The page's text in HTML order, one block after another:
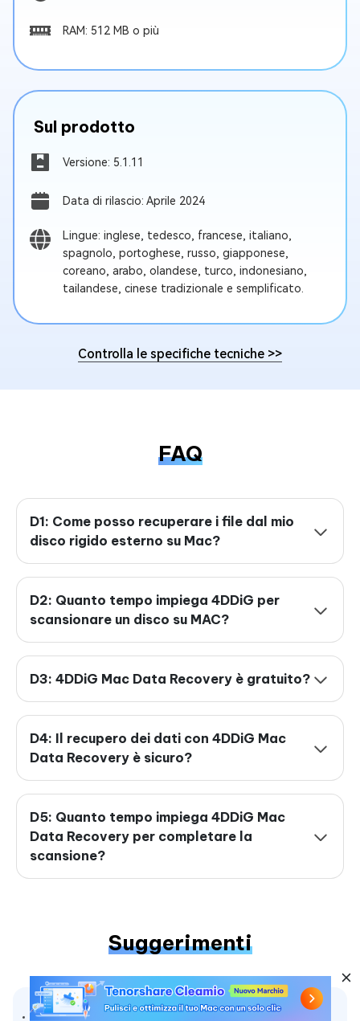
RAM: 512 MB o più
Sul prodotto
Versione: 5.1.11
Data di rilascio: Aprile 2024
Lingue: inglese, tedesco, francese, italiano,
spagnolo, portoghese, russo, giapponese,
coreano, arabo, olandese, turco, indonesiano,
tailandese, cinese tradizionale e semplificato.
Controlla le specifiche tecniche >>
FAQ
D1: Come posso recuperare i file dal mio
disco rigido esterno su Mac?
D2: Quanto tempo impiega 4DDiG per
scansionare un disco su MAC?
D3: 4DDiG Mac Data Recovery è gratuito?
D4: Il recupero dei dati con 4DDiG Mac
Data Recovery è sicuro?
D5: Quanto tempo impiega 4DDiG Mac
Data Recovery per completare la
scansione?
Suggerimenti
I video non vengono visualizzati sulla scheda SD